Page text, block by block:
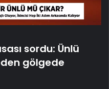
sordu: Ünlü
gölgede